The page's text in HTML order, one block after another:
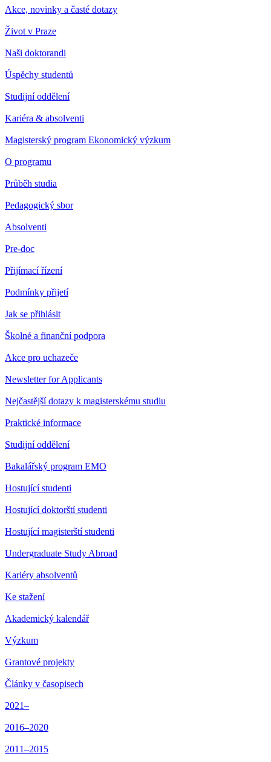
Akce, novinky a časté dotazy
Život v Praze
Naši doktorandi
Úspěchy studentů
Studijní oddělení
Kariéra & absolventi
Magisterský program Ekonomický výzkum
O programu
Průběh studia
Pedagogický sbor
Absolventi
Pre-doc
Přijímací řízení
Podmínky přijetí
Jak se přihlásit
Školné a finanční podpora
Akce pro uchazeče
Newsletter for Applicants
Nejčastější dotazy k magisterskému studiu
Praktické informace
Studijní oddělení
Bakalářský program EMO
Hostující studenti
Hostující doktorští studenti
Hostující magisterští studenti
Undergraduate Study Abroad
Kariéry absolventů
Ke stažení
Akademický kalendář
Výzkum
Grantové projekty
Články v časopisech
2021–
2016–2020
2011–2015